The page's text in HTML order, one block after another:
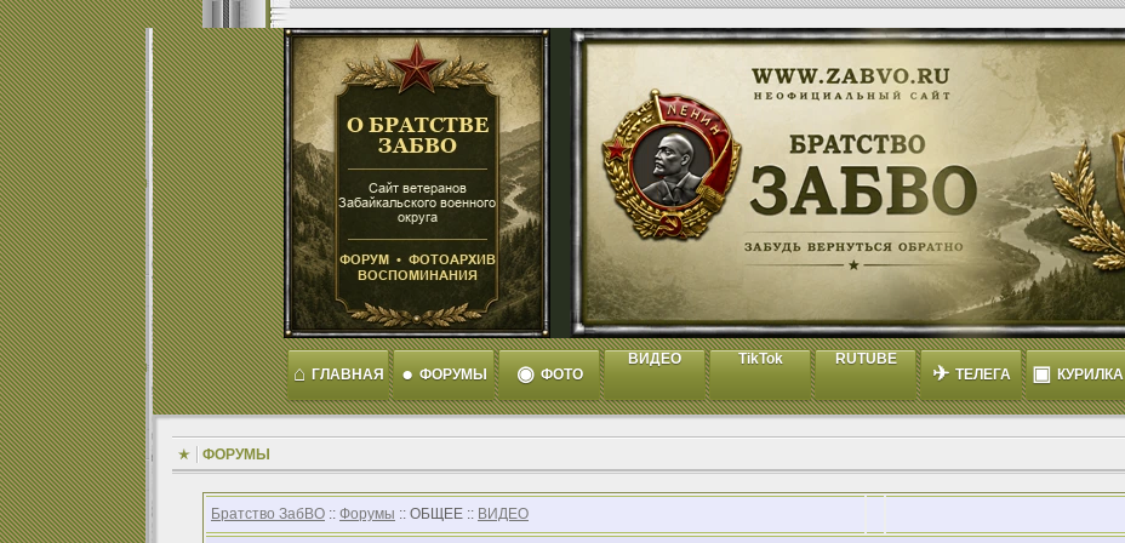
⌂ ГЛАВНАЯ ● ФОРУМЫ ◉ ФОТО
ВИДЕО TikTok RUTUBE
✈ ТЕЛЕГА ▣ КУРИЛКА
ФОРУМЫ
Братство ЗабВО :: Форумы :: ОБЩЕЕ :: ВИДЕО